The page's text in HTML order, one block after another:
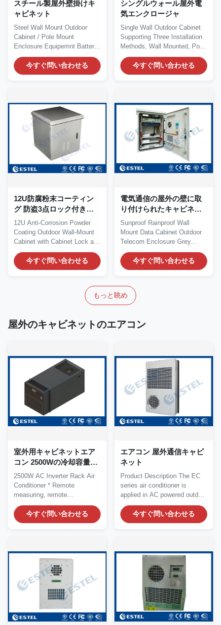
スチール製屋外壁掛けキ
ャビネット
Steel Wall Mount Outdoor
Cabinet / Pole Mount
Enclosure Equipemnt Battery
Cabinet With Heat...
今すぐ問い合わせる
シングルウォール屋外電
気エンクロージャ
Single Wall Outdoor Cabinet
Supporting Three Installation
Methods, Wall Mounted, Pole
Mounted and...
今すぐ問い合わせる
12U防腐粉末コーティン
グ 防盗3点ロック付き外
壁マウントキャビネット
12U Anti-Corrosion Powder
Coating Outdoor Wall-Mount
Cabinet with Cabinet Lock and
Anti-Theft...
今すぐ問い合わせる
電気通信の屋外の壁に取
り付けられたキャビネッ
ト
Sunproof Rainproof Wall
Mount Data Cabinet Outdoor
Telecom Enclosure Grey
Color​ Quick Details...
今すぐ問い合わせる
もっと眺め
屋外のキャビネットのエアコン
室外用キャビネットエア
コン 2500Wの冷却容量と
インバーター技術
2500W AC Inverter Rack Air
Conditioner * Remote
measuring, remote
communication, remote
control,...今すぐ問い合わせる
エアコン 屋外通信キャビ
ネット
Product Description The EC
series air conditioner is
applied in AC powered outdoor
cabinets. The...
今すぐ問い合わせる